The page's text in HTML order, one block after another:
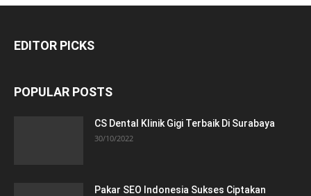
EDITOR PICKS
POPULAR POSTS
CS Dental Klinik Gigi Terbaik Di Surabaya
30/10/2022
Pakar SEO Indonesia Sukses Ciptakan